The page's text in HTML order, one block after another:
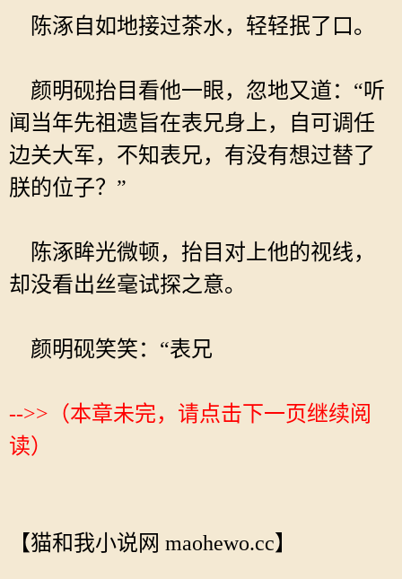
陈涿自如地接过茶水，轻轻抿了口。
颜明砚抬目看他一眼，忽地又道：“听
闻当年先祖遗旨在表兄身上，自可调任
边关大军，不知表兄，有没有想过替了
朕的位子？”
陈涿眸光微顿，抬目对上他的视线，
却没看出丝毫试探之意。
颜明砚笑笑：“表兄
-->>（本章未完，请点击下一页继续阅
读）
【猫和我小说网 maohewo.cc】